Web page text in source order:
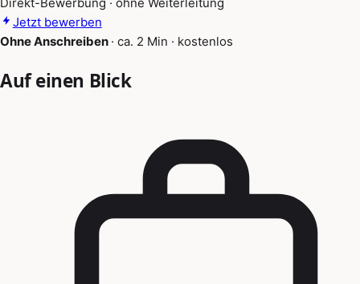
Direkt-Bewerbung · ohne Weiterleitung
Jetzt bewerben
Ohne Anschreiben · ca. 2 Min · kostenlos
Auf einen Blick